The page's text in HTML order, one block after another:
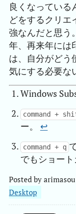
良くなっている
どをするクリエ
強なんだと思う
年、再来年には
は、自分がどう
気にする必要な
Windows
command +
ー。 ↩︎
command + q
でもショー
Posted by
Desktop